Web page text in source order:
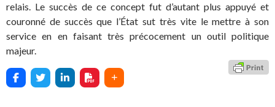
relais. Le succès de ce concept fut d’autant plus appuyé et
couronné de succès que l’État sut très vite le mettre à son
service en en faisant très précocement un outil politique
majeur.